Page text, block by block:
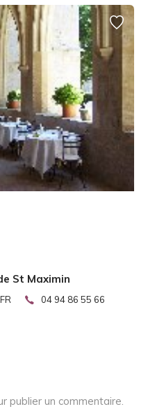
St Maximin
04 94 86 55 66
publier un commentaire.